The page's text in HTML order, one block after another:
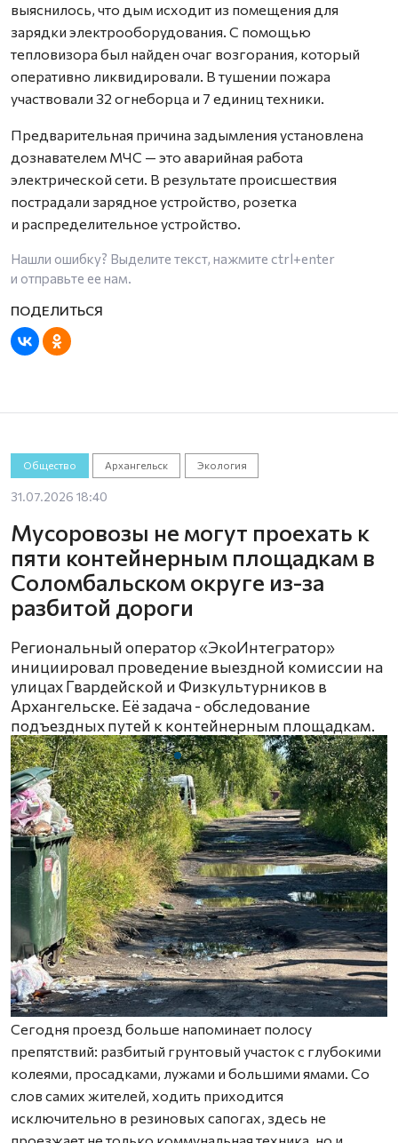
выяснилось, что дым исходит из помещения для
зарядки электрооборудования. С помощью
тепловизора был найден очаг возгорания, который
оперативно ликвидировали. В тушении пожара
участвовали 32 огнеборца и 7 единиц техники.
Предварительная причина задымления установлена
дознавателем МЧС — это аварийная работа
электрической сети. В результате происшествия
пострадали зарядное устройство, розетка
и распределительное устройство.
Нашли ошибку? Выделите текст, нажмите ctrl+enter
и отправьте ее нам.
Общество Архангельск Экология
31.07.2026 18:40
Мусоровозы не могут проехать к
пяти контейнерным площадкам в
Соломбальском округе из-за
разбитой дороги
Региональный оператор «ЭкоИнтегратор»
инициировал проведение выездной комиссии на
улицах Гвардейской и Физкультурников в
Архангельске. Её задача - обследование
подъездных путей к контейнерным площадкам.
Сегодня проезд больше напоминает полосу
препятствий: разбитый грунтовый участок с глубокими
колеями, просадками, лужами и большими ямами. Со
слов самих жителей, ходить приходится
исключительно в резиновых сапогах, здесь не
проезжает не только коммунальная техника, но и